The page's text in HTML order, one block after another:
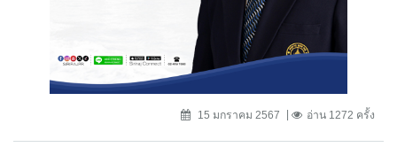
15 มกราคม 2567 อ่าน 1272 ครั้ง